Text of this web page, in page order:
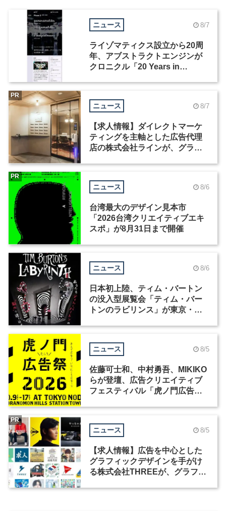
ニュース 8/7
ライゾマティクス設立から20周
年、アブストラクトエンジンが
クロニクル「20 Years in
ニュース 8/7
【求人情報】ダイレクトマーケ
ティングを主軸とした広告代理
店の株式会社ラインが、グラフ
PR
ニュース 8/6
台湾最大のデザイン見本市
「2026台湾クリエイティブエキ
スポ」が8月31日まで開催
PR
ニュース 8/6
日本初上陸、ティム・バートン
の没入型展覧会「ティム・バー
トンのラビリンス」が東京・豊
ニュース 8/5
佐藤可士和、中村勇吾、MIKIKO
らが登壇、広告クリエイティブ
フェスティバル「虎ノ門広告
ニュース 8/5
【求人情報】広告を中心とした
グラフィックデザインを手がけ
る株式会社THREEが、グラフィ
PR